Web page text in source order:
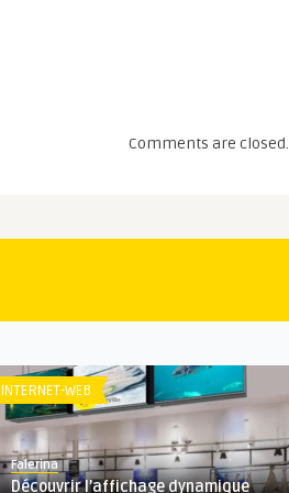
Comments are closed.
INTERNET-WEB
Falerina
Découvrir l’affichage dynamique